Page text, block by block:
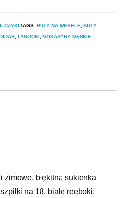
TAGS: BUTY NA WESELE
BUTY
LASOCKI MOKASYNY MĘSKIE
zimowe, błękitna sukienka
na 18, białe reeboki,